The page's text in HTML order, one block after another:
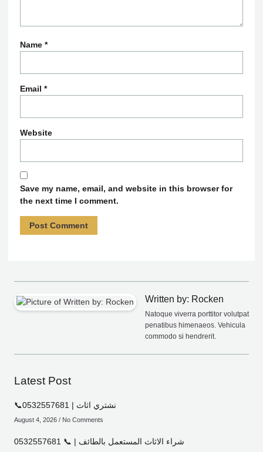
Name *
Email *
Website
Save my name, email, and website in this browser for
the next time I comment.
Written by: Rocken
Natoque viverra porttitor volutpat
penatibus himenaeos. Vehicula
commodo si hendrerit.
Latest Post
📞0532557681 | نشتري اثاث
August 4, 2026 No Comments
شراء الاثاث المستعمل بالطائف | 📞 0532557681